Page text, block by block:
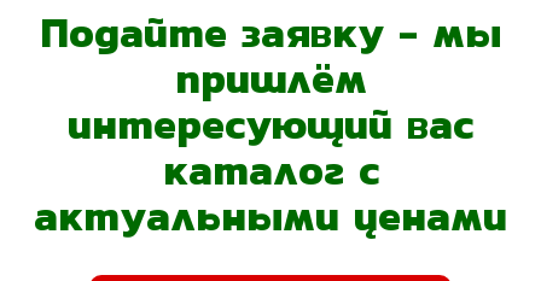
Подайте заявку - мы
пришлём
интересующий вас
каталог с
актуальными ценами